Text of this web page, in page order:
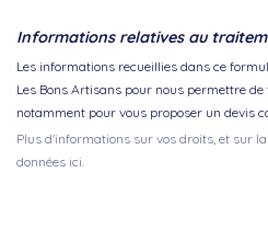
Informations relatives au
Les informations recueillies dans ce
Les Bons Artisans pour nous permettre
notamment pour vous proposer un devis
Plus d'informations sur vos droits, et sur
données ici.